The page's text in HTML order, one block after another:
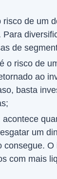
risco de um
Para
de
o risco de
ao
basta
acontece
um
consegue. O
com mais